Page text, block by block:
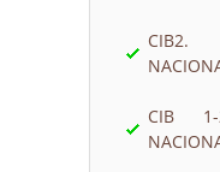
CIB2.
CIB 1-